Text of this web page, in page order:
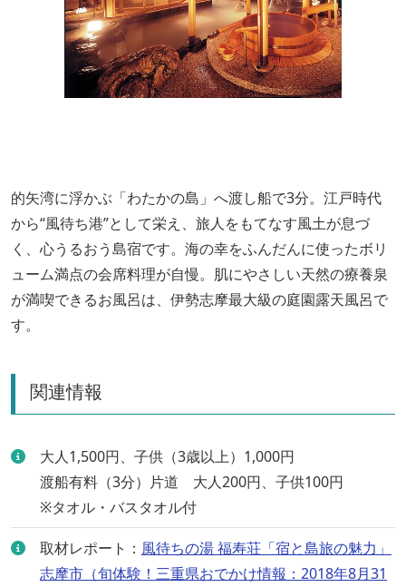
的矢湾に浮かぶ「わたかの島」へ渡し船で3分。江戸時代
から“風待ち港”として栄え、旅人をもてなす風土が息づ
く、心うるおう島宿です。海の幸をふんだんに使ったボリ
ューム満点の会席料理が自慢。肌にやさしい天然の療養泉
が満喫できるお風呂は、伊勢志摩最大級の庭園露天風呂で
す。
関連情報
大人1,500円、子供（3歳以上）1,000円
渡船有料（3分）片道 大人200円、子供100円
※タオル・バスタオル付
取材レポート： 風待ちの湯 福寿荘「宿と島旅の魅力」
志摩市（旬体験！三重県おでかけ情報：2018年8月31